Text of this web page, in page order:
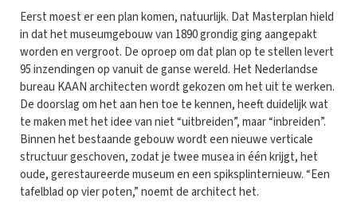
Eerst moest er een plan komen, natuurlijk. Dat Masterplan hield
in dat het museumgebouw van 1890 grondig ging aangepakt
worden en vergroot. De oproep om dat plan op te stellen levert
95 inzendingen op vanuit de ganse wereld. Het Nederlandse
bureau KAAN architecten wordt gekozen om het uit te werken.
De doorslag om het aan hen toe te kennen, heeft duidelijk wat
te maken met het idee van niet “uitbreiden”, maar “inbreiden”.
Binnen het bestaande gebouw wordt een nieuwe verticale
structuur geschoven, zodat je twee musea in één krijgt, het
oude, gerestaureerde museum en een spiksplinternieuw. “Een
tafelblad op vier poten,” noemt de architect het.